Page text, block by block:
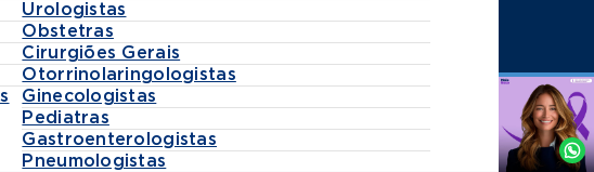
Urologistas
Obstetras
Cirurgiões Gerais
Otorrinolaringologistas
Ginecologistas
Pediatras
Gastroenterologistas
Pneumologistas
Agende
Whatsapp